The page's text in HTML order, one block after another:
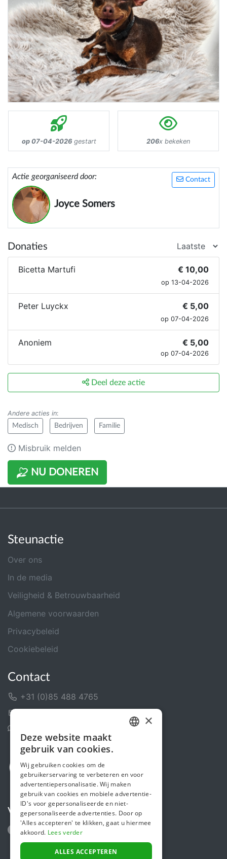
op 07-04-2026gestart 206x bekeken
Contact
Actie georganiseerd door:
Joyce Somers
NU DONEREN
Donaties
Bicetta Martufi € 10,00
op 13-04-2026
Peter Luyckx € 5,00
op 07-04-2026
Anoniem € 5,00
op 07-04-2026
Deel deze actie
Andere acties in:
Medisch Bedrijven Familie
Misbruik melden
Steunactie
Over ons
In de media
Veiligheid & Betrouwbaarheid
Algemene voorwaarden
Privacybeleid
Cookiebeleid
Contact
+31 (0)85 488 4765
Volg ons
ENGLISH
×
Deze website maakt
gebruik van cookies.
Wij gebruiken cookies om de
gebruikerservaring te verbeteren en voor
advertentiepersonalisatie. Wij maken
gebruik van cookies en mobiele advertentie-
ID's voor gepersonaliseerde en niet-
gepersonaliseerde advertenties. Door op
'Alles accepteren' te klikken, gaat u hiermee
akkoord. Lees verder
ALLES ACCEPTEREN